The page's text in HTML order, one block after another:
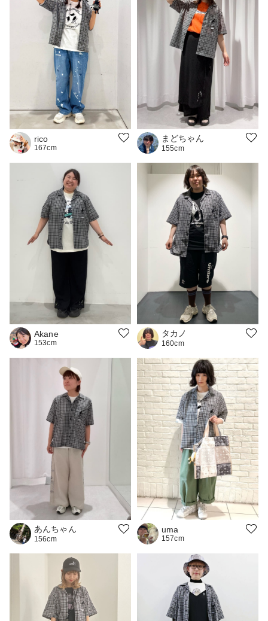
rico
167cm
まどちゃん
155cm
Akane
153cm
タカノ
160cm
あんちゃん
156cm
uma
157cm